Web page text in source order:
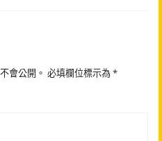
會公開。 必填欄位標示為*